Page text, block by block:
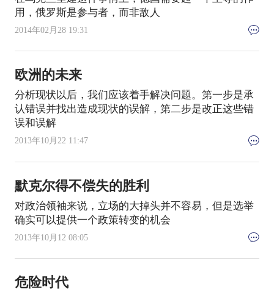
用，俄罗斯是参与者，而非敌人
2014年02月28 19:31
欧洲的未来
分析现状以后，我们应该着手解决问题。第一步是承
认错误并找出造成现状的误解，第二步是改正这些错
误和误解
2013年10月22 11:47
默克尔得不偿失的胜利
对政治领袖来说，立场的大掉头并不容易，但是选举
确实可以提供一个政策转变的机会
2013年10月12 08:05
危险时代